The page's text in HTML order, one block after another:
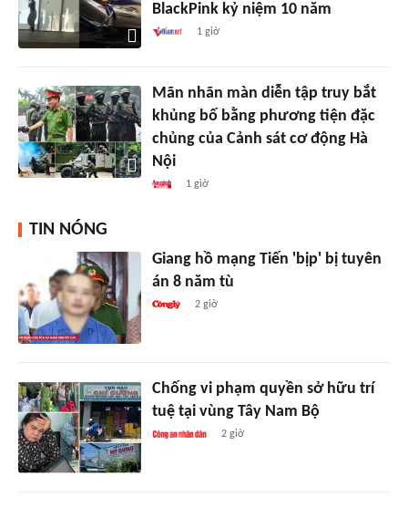
BlackPink kỷ niệm 10 năm
1 giờ
Mãn nhãn màn diễn tập truy bắt
khủng bố bằng phương tiện đặc
chủng của Cảnh sát cơ động Hà
Nội
1 giờ
TIN NÓNG
Giang hồ mạng Tiến 'bịp' bị tuyên
án 8 năm tù
2 giờ
Chống vi phạm quyền sở hữu trí
tuệ tại vùng Tây Nam Bộ
2 giờ